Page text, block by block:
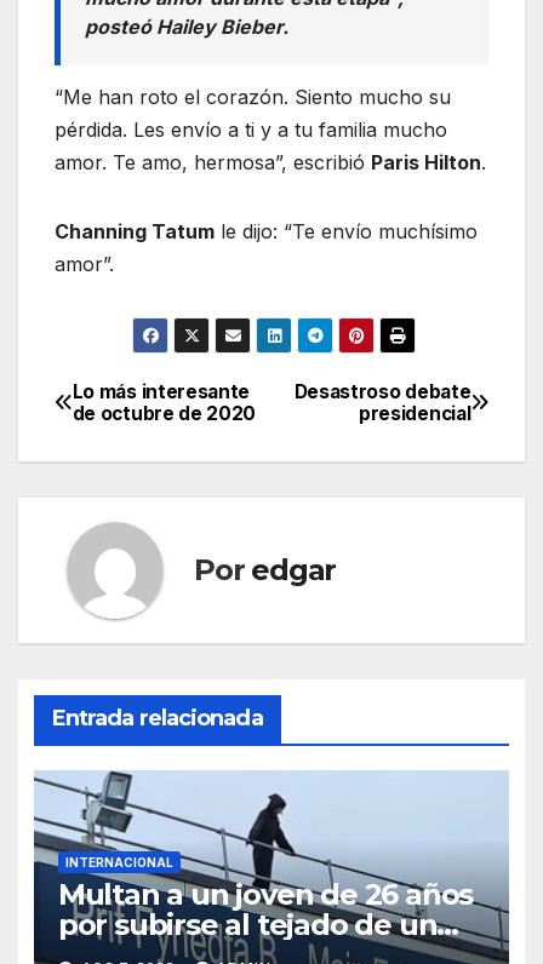
posteó Hailey Bieber.
“Me han roto el corazón. Siento mucho su
pérdida. Les envío a ti y a tu familia mucho
amor. Te amo, hermosa”, escribió Paris Hilton.
Channing Tatum le dijo: “Te envío muchísimo
amor”.
Navegación
de
Desastroso debate
presidencial
Lo más interesante
de octubre de 2020
Por edgar
Entrada relacionada
INTERNACIONAL
Multan a un joven de 26 años
por subirse al tejado de un
hospital disfrazado de “La